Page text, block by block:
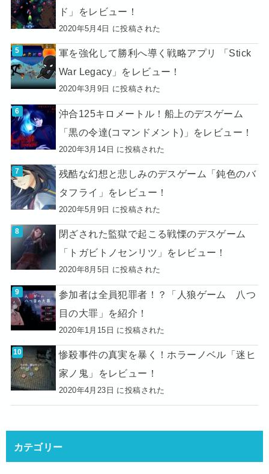
ド」をレビュー！
2020年5月4日 に投稿された
軍を強化して勝利へ導く戦略アプリ 「Stick
War Legacy」をレビュー！
2020年3月9日 に投稿された
沖合125キロメートル！船上のデスゲーム
「黒の令達(コマンドメント)」をレビュー！
2020年3月14日 に投稿された
残酷な幻想と悲しみのデスゲーム「鈍色のバ
タフライ」をレビュー！
2020年5月9日 に投稿された
閉ざされた監獄で起こる戦慄のデスゲーム
「トガビトノセンリツ」をレビュー！
2020年8月5日 に投稿された
参加者は全員犯罪者！？「人狼ゲーム 八つ
目の大罪」を紹介！
2020年1月15日 に投稿された
惨殺事件の真実を暴く！ホラーノベル「迷ヒ
家ノ鬼」をレビュー！
2020年4月23日 に投稿された
カテゴリー